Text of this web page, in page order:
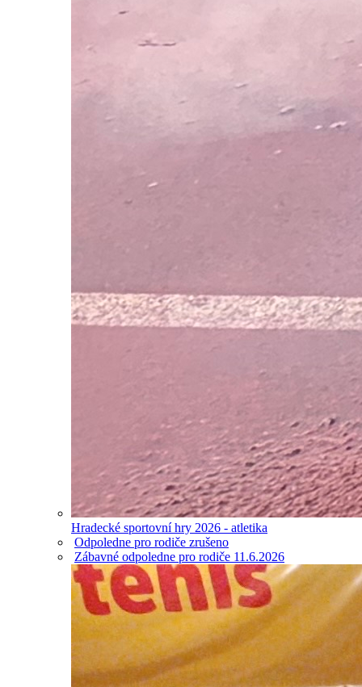
Hradecké sportovní hry 2026 - atletika
Odpoledne pro rodiče zrušeno
Zábavné odpoledne pro rodiče 11.6.2026